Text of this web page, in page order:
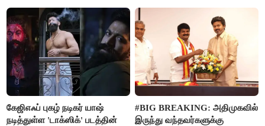
கேஜிஎஃப் புகழ் நடிகர் யாஷ்
நடித்துள்ள 'டாக்‌ஸிக்' படத்தின்
#BIG BREAKING: அதிமுகவில்
இருந்து வந்தவர்களுக்கு